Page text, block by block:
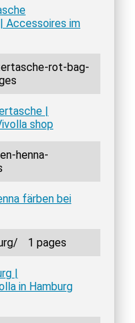
Accessoires im
rot-bag-
|
shop
henna-
färben bei
1 pages
|
in Hamburg